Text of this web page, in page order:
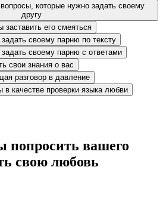
которые нужно задать своему
другу
его смеяться
своему парню по тексту
своему парню с ответами
свои знания о вас
разговор в давление
в качестве проверки языка любви
попросить вашего
свою любовь